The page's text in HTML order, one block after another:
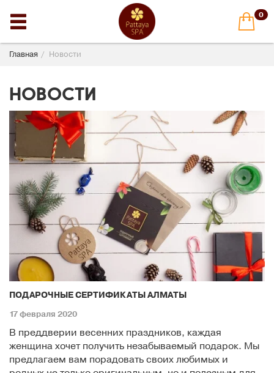
0
Главная Новости
Новости
ПОДАРОЧНЫЕ СЕРТИФИКАТЫ АЛМАТЫ
17 февраля 2020
В преддверии весенних праздников, каждая
женщина хочет получить незабываемый подарок. Мы
предлагаем вам порадовать своих любимых и